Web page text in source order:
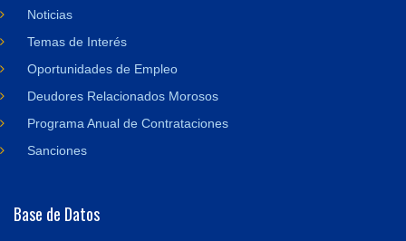
Noticias
Temas de Interés
Oportunidades de Empleo
Deudores Relacionados Morosos
Programa Anual de Contrataciones
Sanciones
Base de Datos